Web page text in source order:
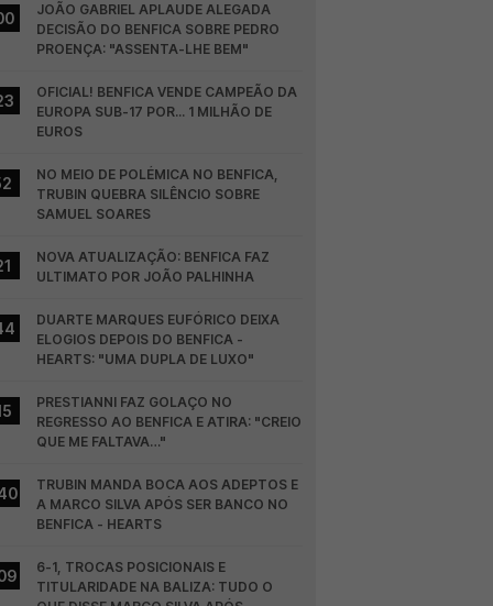
JOÃO GABRIEL APLAUDE ALEGADA
DECISÃO DO BENFICA SOBRE PEDRO
PROENÇA: "ASSENTA-LHE BEM"
OFICIAL! BENFICA VENDE CAMPEÃO DA
EUROPA SUB-17 POR... 1 MILHÃO DE
EUROS
NO MEIO DE POLÉMICA NO BENFICA,
TRUBIN QUEBRA SILÊNCIO SOBRE
SAMUEL SOARES
NOVA ATUALIZAÇÃO: BENFICA FAZ
ULTIMATO POR JOÃO PALHINHA
DUARTE MARQUES EUFÓRICO DEIXA
ELOGIOS DEPOIS DO BENFICA -
HEARTS: "UMA DUPLA DE LUXO"
PRESTIANNI FAZ GOLAÇO NO
REGRESSO AO BENFICA E ATIRA: "CREIO
QUE ME FALTAVA…"
TRUBIN MANDA BOCA AOS ADEPTOS E
A MARCO SILVA APÓS SER BANCO NO
BENFICA - HEARTS
6-1, TROCAS POSICIONAIS E
TITULARIDADE NA BALIZA: TUDO O